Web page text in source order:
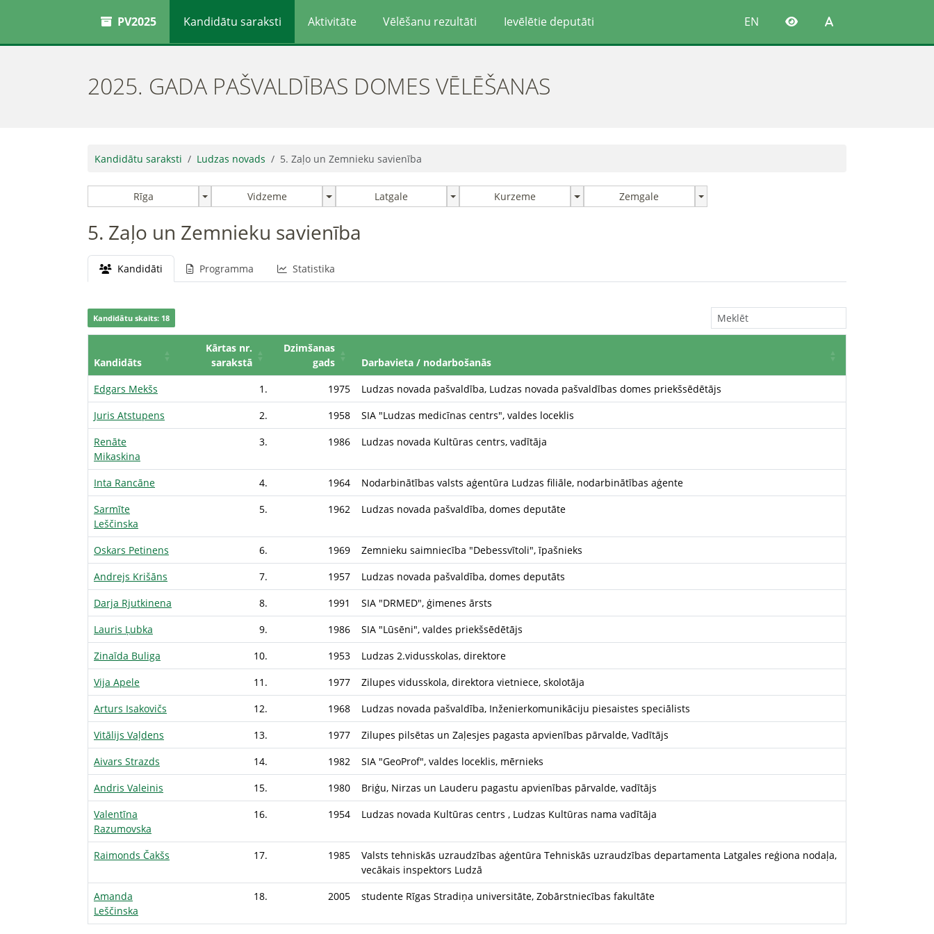
PV2025 Kandidātu saraksti Aktivitāte Vēlēšanu rezultāti Ievēlētie deputāti EN
2025. GADA PAŠVALDĪBAS DOMES VĒLĒŠANAS
Kandidātu saraksti Ludzas novads 5. Zaļo un Zemnieku savienība
Rīga Vidzeme Latgale Kurzeme Zemgale
5. Zaļo un Zemnieku savienība
Kandidāti Programma Statistika
Kandidātu skaits: 18
Kandidāts
Kārtas nr.
sarakstā
Dzimšanas
gads
Darbavieta / nodarbošanās
Edgars Mekšs
1. 1975
Ludzas novada pašvaldība, Ludzas novada pašvaldības domes priekšsēdētājs
Juris Atstupens
2. 1958
SIA "Ludzas medicīnas centrs", valdes loceklis
Renāte
Mikaskina
3. 1986 Ludzas novada Kultūras centrs, vadītāja
Inta Rancāne 4. 1964
Nodarbinātības valsts aģentūra Ludzas filiāle, nodarbinātības aģente
Sarmīte
Leščinska
5. 1962 Ludzas novada pašvaldība, domes deputāte
Oskars Petinens 6. 1969
Zemnieku saimniecība "Debessvītoli", īpašnieks
Andrejs Krišāns
7. 1957
Ludzas novada pašvaldība, domes deputāts
Darja Rjutkinena
8. 1991
SIA "DRMED", ģimenes ārsts
Lauris Ļubka
9. 1986
SIA "Lūsēni", valdes priekšsēdētājs
Zinaīda Buliga
10. 1953
Ludzas 2.vidusskolas, direktore
Vija Apele
11. 1977
Zilupes vidusskola, direktora vietniece, skolotāja
Arturs Isakovičs
12. 1968
Ludzas novada pašvaldība, Inženierkomunikāciju piesaistes speciālists
Vitālijs Vaļdens
13. 1977
Zilupes pilsētas un Zaļesjes pagasta apvienības pārvalde, Vadītājs
Aivars Strazds
14. 1982
SIA "GeoProf", valdes loceklis, mērnieks
Andris Valeinis
15. 1980
Briģu, Nirzas un Lauderu pagastu apvienības pārvalde, vadītājs
Valentīna
Razumovska
16. 1954 Ludzas novada Kultūras centrs , Ludzas Kultūras nama vadītāja
Raimonds Čakšs 17. 1985
Valsts tehniskās uzraudzības aģentūra Tehniskās uzraudzības departamenta Latgales reģiona nodaļa,
vecākais inspektors Ludzā
Amanda
Leščinska
18. 2005 studente Rīgas Stradiņa universitāte, Zobārstniecības fakultāte